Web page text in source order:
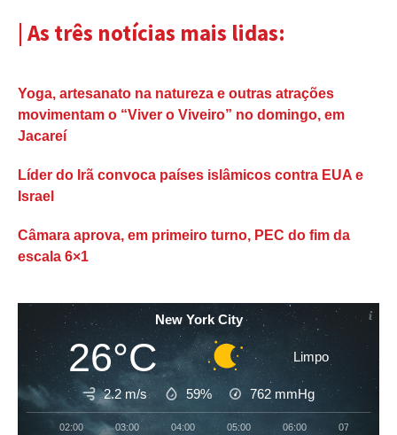
| As três notícias mais lidas:
Yoga, artesanato na natureza e outras atrações
movimentam o “Viver o Viveiro” no domingo, em
Jacareí
Líder do Irã convoca países islâmicos contra EUA e
Israel
Câmara aprova, em primeiro turno, PEC do fim da
escala 6×1
New York City
26°C Limpo
2.2 m/s 59% 762 mmHg
02:00 03:00 04:00 05:00 06:00 07:00